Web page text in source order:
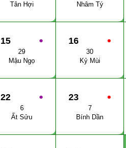
Tân Hợi
Nhâm Tý
●
15
29
Mậu Ngọ
●
16
30
Kỷ Mùi
●
22
6
Ất Sửu
●
23
7
Bính Dần